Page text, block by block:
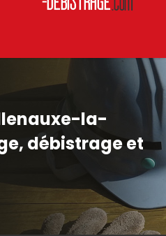
la-
débistrage et